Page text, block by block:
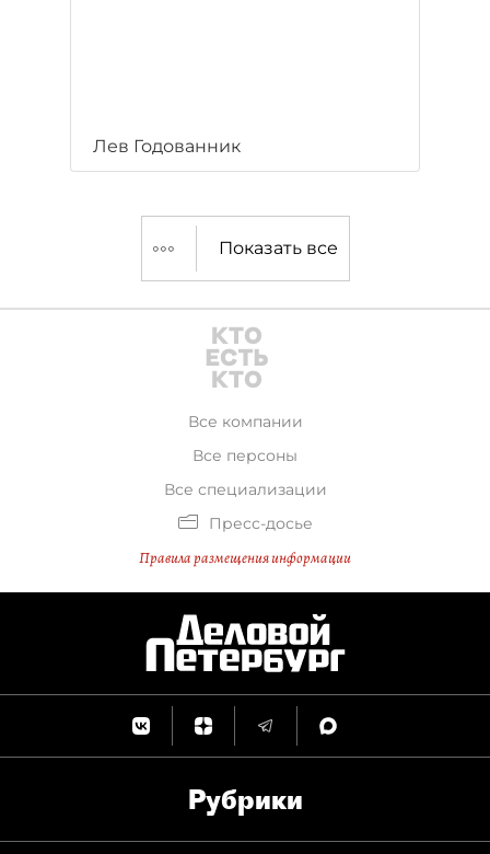
Лев Годованник
Показать все
Все компании
Все персоны
Все специализации
Пресс-досье
Правила размещения информации
Рубрики